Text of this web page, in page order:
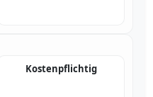
Kostenpflichtig